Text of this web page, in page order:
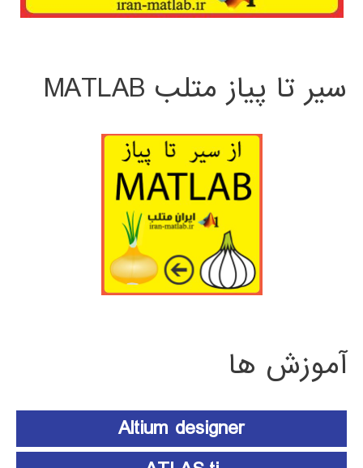
سیر تا پیاز متلب MATLAB
آموزش ها
Altium designer